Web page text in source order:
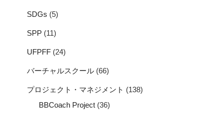
SDGs (5)
SPP (11)
UFPFF (24)
バーチャルスクール (66)
プロジェクト・マネジメント (138)
BBCoach Project (36)